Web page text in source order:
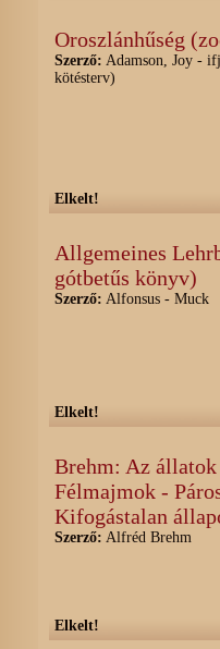
Oroszlánhűség
Szerző: Adamson, Joy -
kötésterv)
Elkelt!
Allgemeines
gótbetűs könyv)
Szerző: Alfonsus - Muck
Elkelt!
Brehm: Az
Félmajmok -
Kifogástalan
Szerző: Alfréd Brehm
Elkelt!